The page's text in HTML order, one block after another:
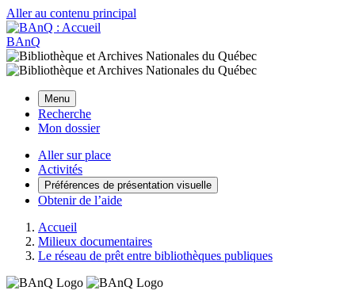
Aller au contenu principal
BAnQ
Menu
Recherche
Mon dossier
Aller sur place
Activités
Préférences de présentation visuelle
Obtenir de l’aide
Accueil
Milieux documentaires
Le réseau de prêt entre bibliothèques publiques